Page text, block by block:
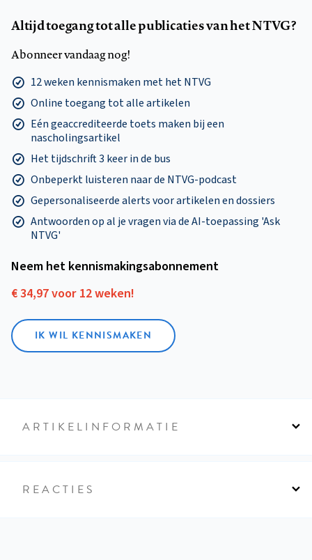
Altijd toegang tot alle publicaties van het NTVG?
Abonneer vandaag nog!
12 weken kennismaken met het NTVG
Online toegang tot alle artikelen
Eén geaccrediteerde toets maken bij een
nascholingsartikel
Het tijdschrift 3 keer in de bus
Onbeperkt luisteren naar de NTVG-podcast
Gepersonaliseerde alerts voor artikelen en dossiers
Antwoorden op al je vragen via de AI-toepassing 'Ask
NTVG'
Neem het kennismakings­abonnement
€ 34,97 voor 12 weken!
IK WIL KENNISMAKEN
ARTIKELINFORMATIE
REACTIES